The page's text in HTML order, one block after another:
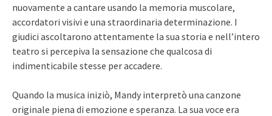
nuovamente a cantare usando la memoria muscolare,
accordatori visivi e una straordinaria determinazione. I
giudici ascoltarono attentamente la sua storia e nell’intero
teatro si percepiva la sensazione che qualcosa di
indimenticabile stesse per accadere.
Quando la musica iniziò, Mandy interpretò una canzone
originale piena di emozione e speranza. La sua voce era